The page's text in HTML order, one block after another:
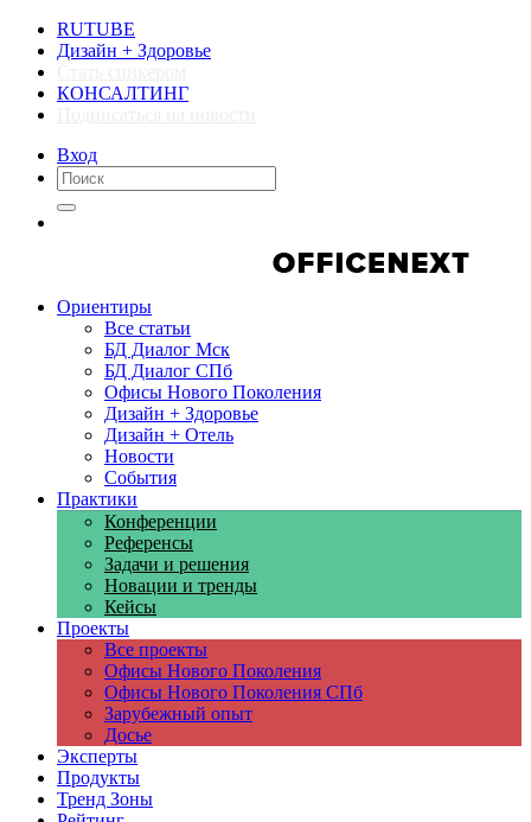
RUTUBE
Дизайн + Здоровье
КОНСАЛТИНГ
Вход
Ориентиры
Все статьи
БД Диалог Мск
БД Диалог СПб
Офисы Нового Поколения
Дизайн + Здоровье
Дизайн + Отель
Новости
События
Практики
Конференции
Референсы
Задачи и решения
Новации и тренды
Кейсы
Проекты
Все проекты
Офисы Нового Поколения
Офисы Нового Поколения СПб
Зарубежный опыт
Досье
Эксперты
Продукты
Тренд Зоны